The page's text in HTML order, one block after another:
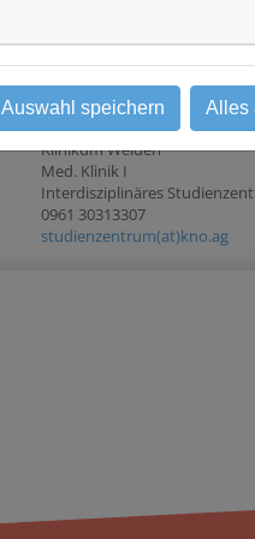
Ansprechpartner &
Klinikum Weiden
Med. Klinik I
Interdisziplinäres
0961 30313307
studienzentrum(at)kno.ag
Auswahl speichern Alles